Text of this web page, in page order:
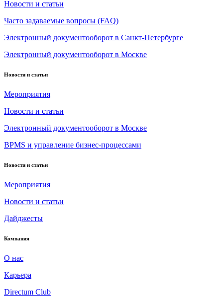
Новости и статьи
Часто задаваемые вопросы (FAQ)
Электронный документооборот в Санкт-Петербурге
Электронный документооборот в Москве
Новости и статьи
Мероприятия
Новости и статьи
Электронный документооборот в Москве
BPMS и управление бизнес-процессами
Новости и статьи
Мероприятия
Новости и статьи
Дайджесты
Компания
О нас
Карьера
Directum Club